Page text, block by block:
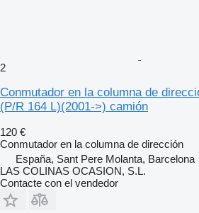
2
Conmutador en la columna de
(P/R 164 L)(2001->) camión
120 €
Conmutador en la columna de dirección
España, Sant Pere Molanta, Barcelona
LAS COLINAS OCASION, S.L.
Contacte con el vendedor